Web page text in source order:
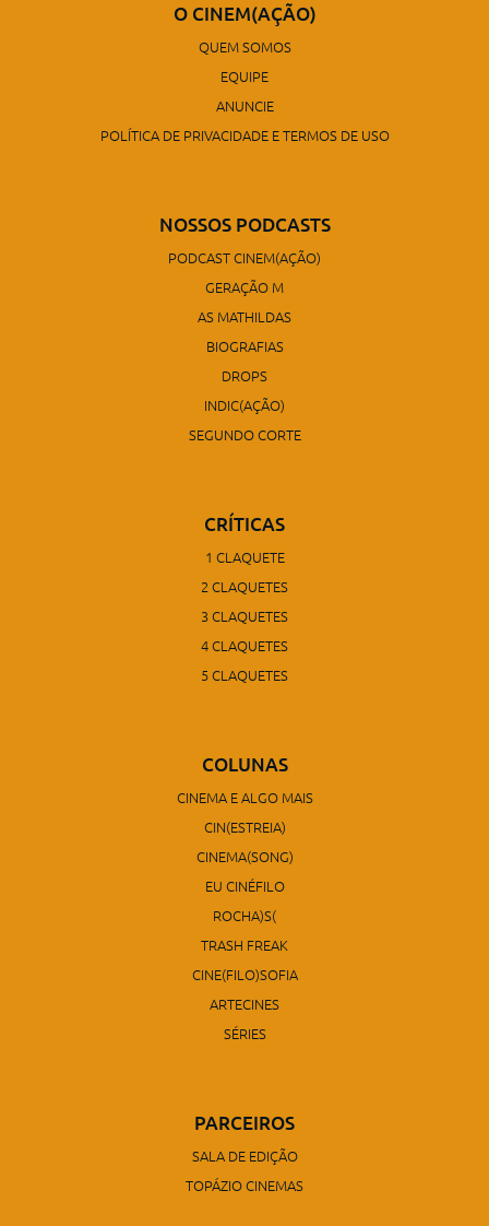
O CINEM(AÇÃO)
QUEM SOMOS
EQUIPE
ANUNCIE
POLÍTICA DE PRIVACIDADE E TERMOS DE USO
NOSSOS PODCASTS
PODCAST CINEM(AÇÃO)
GERAÇÃO M
AS MATHILDAS
BIOGRAFIAS
DROPS
INDIC(AÇÃO)
SEGUNDO CORTE
CRÍTICAS
1 CLAQUETE
2 CLAQUETES
3 CLAQUETES
4 CLAQUETES
5 CLAQUETES
COLUNAS
CINEMA E ALGO MAIS
CIN(ESTREIA)
CINEMA(SONG)
EU CINÉFILO
ROCHA)S(
TRASH FREAK
CINE(FILO)SOFIA
ARTECINES
SÉRIES
PARCEIROS
SALA DE EDIÇÃO
TOPÁZIO CINEMAS